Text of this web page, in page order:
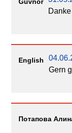
English
Gern
Потапова